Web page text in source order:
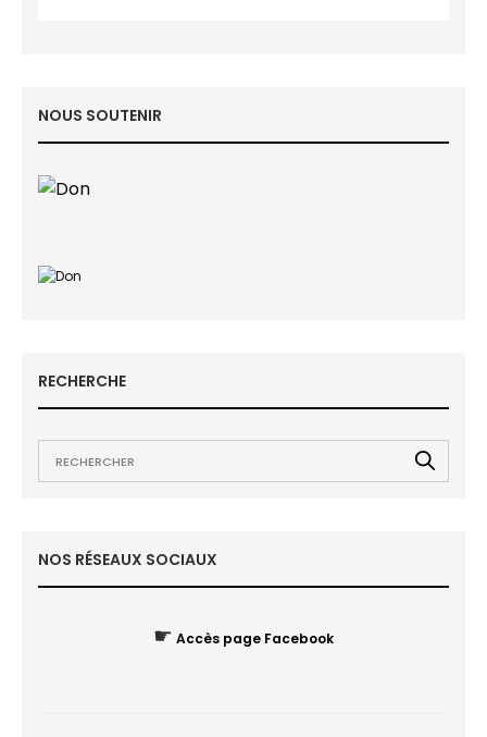
NOUS SOUTENIR
RECHERCHE
NOS RÉSEAUX SOCIAUX
☛ Accès page Facebook